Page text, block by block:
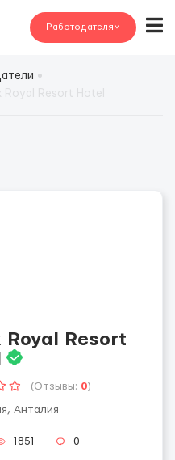
Работодателям
Royal Resort
(Отзывы: 0)
Анталия
1851 0